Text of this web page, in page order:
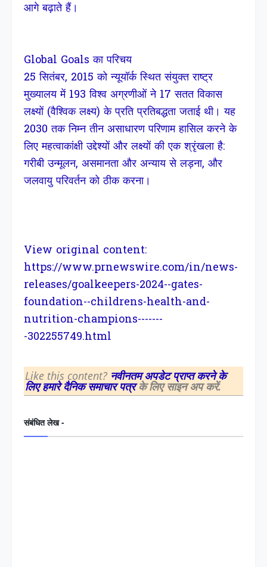
आगे बढ़ाते हैं।
Global Goals का परिचय
25 सितंबर, 2015 को न्यूयॉर्क स्थित संयुक्त राष्ट्र
मुख्यालय में 193 विश्व अग्रणीओं ने 17 सतत विकास
लक्ष्यों (वैश्विक लक्ष्य) के प्रति प्रतिबद्धता जताई थी। यह
2030 तक निम्न तीन असाधारण परिणाम हासिल करने के
लिए महत्वाकांक्षी उद्देश्यों और लक्ष्यों की एक श्रृंखला है:
गरीबी उन्मूलन, असमानता और अन्याय से लड़ना, और
जलवायु परिवर्तन को ठीक करना।
View original content:
https://www.prnewswire.com/in/news-
releases/goalkeepers-2024--gates-
foundation--childrens-health-and-
nutrition-champions-------
-302255749.html
Like this content? नवीनतम अपडेट प्राप्त करने के
लिए हमारे दैनिक समाचार पत्रके लिए साइन अप करें.
संबंधित लेख -